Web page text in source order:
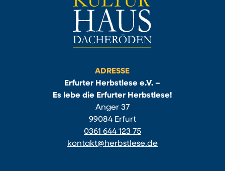
ADRESSE
Erfurter Herbstlese e.V. –
Es lebe die Erfurter Herbstlese!
Anger 37
99084 Erfurt
0361 644 123 75
kontakt@herbstlese.de